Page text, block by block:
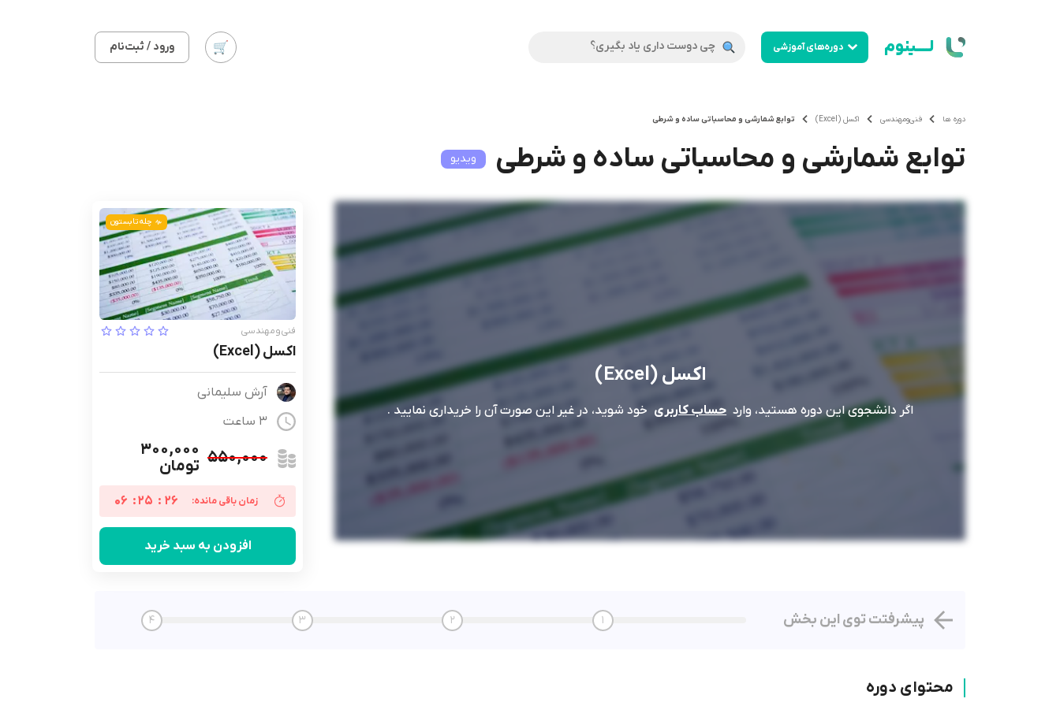
لــــینوم دوره‌های آموزشی ورود / ثبت‌نام
دوره ها فنی‌ومهندسی اکسل (Excel) توابع شمارشی و محاسباتی ساده و شرطی
توابع شمارشی و محاسباتی ساده و شرطی ویدیو
اکسل (Excel)
اگر دانشجوی این دوره هستید، وارد حساب کاربری خود شوید، در غیر این صورت آن را خریداری نمایید .
چله تابستون
فنی‌ومهندسی
اکسل (Excel)
آرش سلیمانی
3 ساعت
۵۵۰,۰۰۰ ۳۰۰,۰۰۰
تومان
زمان باقی مانده: 25
:
25
:
06
افزودن به سبد خرید
پیشرفتت توی این بخش 1
2
3
4
محتوای دوره